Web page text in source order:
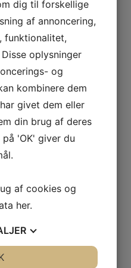
marked
i 2013 måtte vi i
i forhold til at få gode
der har hjulpet
og fastholde dem i et
på de digitale
trafik fra
Hideaways
dig til forskellige
af annoncering,
funktionalitet,
oplysninger
og
kombinere dem
givet dem eller
din brug af deres
'OK' giver du
af cookies og
her.